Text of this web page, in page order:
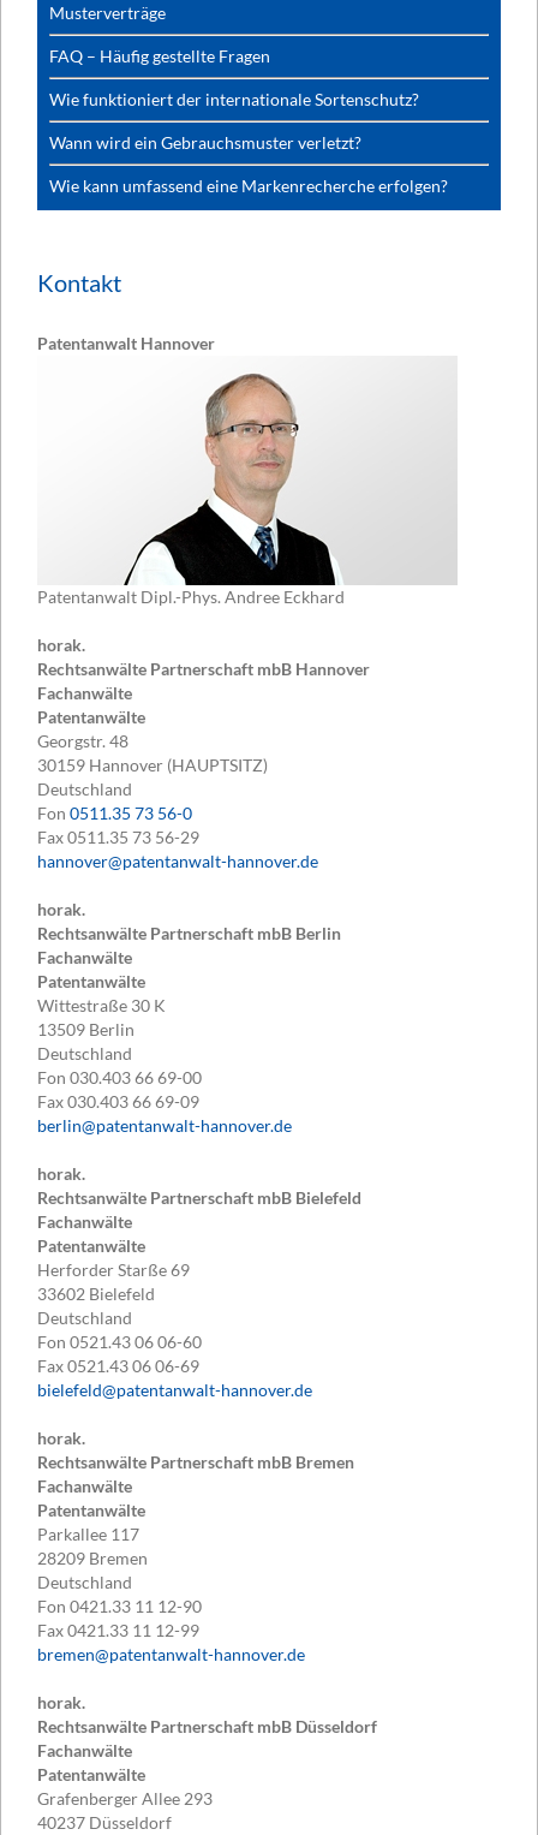
Musterverträge
FAQ – Häufig gestellte Fragen
Wie funktioniert der internationale Sortenschutz?
Wann wird ein Gebrauchsmuster verletzt?
Wie kann umfassend eine Markenrecherche erfolgen?
Kontakt
Patentanwalt Hannover
Patentanwalt Dipl.-Phys. Andree Eckhard
horak.
Rechtsanwälte Partnerschaft mbB Hannover
Fachanwälte
Patentanwälte
Georgstr. 48
30159 Hannover (HAUPTSITZ)
Deutschland
Fon 0511.35 73 56-0
Fax0511.35 73 56-29
hannover@patentanwalt-hannover.de
horak.
Rechtsanwälte Partnerschaft mbB Berlin
Fachanwälte
Patentanwälte
Wittestraße 30 K
13509 Berlin
Deutschland
Fon 030.403 66 69-00
Fax030.403 66 69-09
berlin@patentanwalt-hannover.de
horak.
Rechtsanwälte Partnerschaft mbB Bielefeld
Fachanwälte
Patentanwälte
Herforder Starße 69
33602 Bielefeld
Deutschland
Fon 0521.43 06 06-60
Fax0521.43 06 06-69
bielefeld@patentanwalt-hannover.de
horak.
Rechtsanwälte Partnerschaft mbB Bremen
Fachanwälte
Patentanwälte
Parkallee 117
28209 Bremen
Deutschland
Fon 0421.33 11 12-90
Fax0421.33 11 12-99
bremen@patentanwalt-hannover.de
horak.
Rechtsanwälte Partnerschaft mbB Düsseldorf
Fachanwälte
Patentanwälte
Grafenberger Allee 293
40237 Düsseldorf